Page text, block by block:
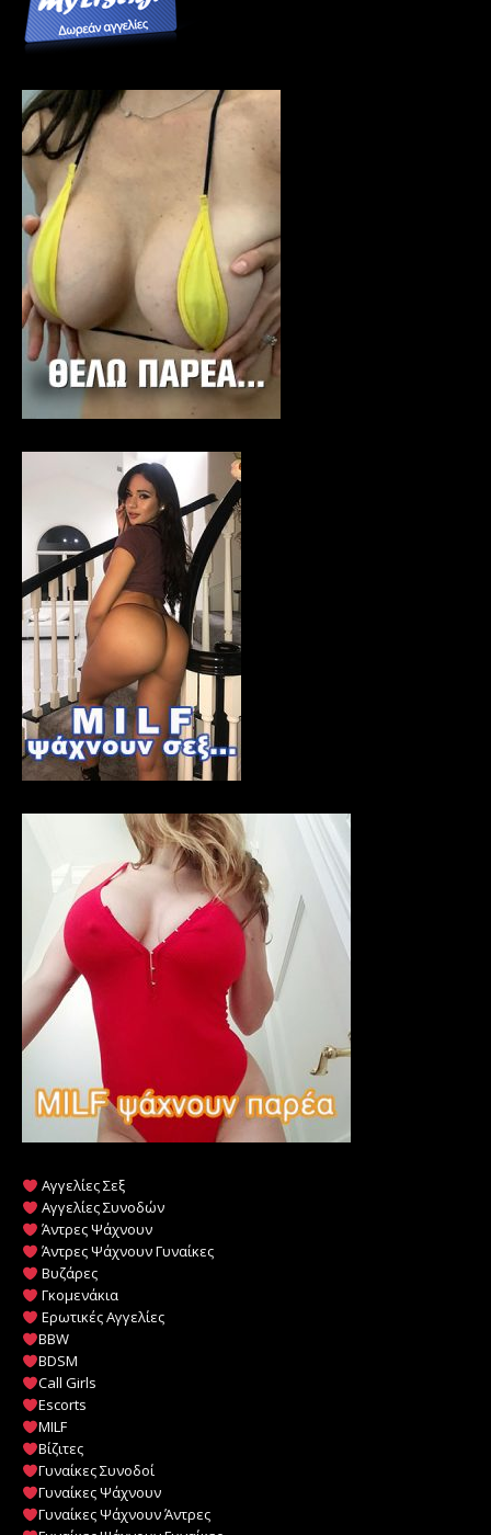
Αγγελίες Σεξ
Αγγελίες Συνοδών
Άντρες Ψάχνουν
Άντρες Ψάχνουν Γυναίκες
Βυζάρες
Γκομενάκια
Ερωτικές Αγγελίες
BBW
BDSM
Call Girls
Escorts
MILF
️Βίζιτες
Γυναίκες Συνοδοί
Γυναίκες Ψάχνουν
Γυναίκες Ψάχνουν Άντρες